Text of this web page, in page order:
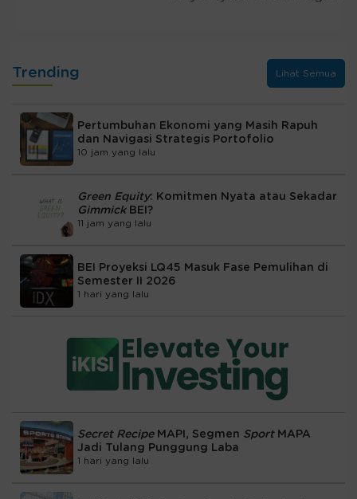
Trending Lihat Semua
Pertumbuhan Ekonomi yang Masih Rapuh
dan Navigasi Strategis Portofolio
10 jam yang lalu
Green Equity: Komitmen Nyata atau Sekadar
Gimmick BEI?
11 jam yang lalu
BEI Proyeksi LQ45 Masuk Fase Pemulihan di
Semester II 2026
1 hari yang lalu
Secret RecipeMAPI, Segmen Sport MAPA
Jadi Tulang Punggung Laba
1 hari yang lalu